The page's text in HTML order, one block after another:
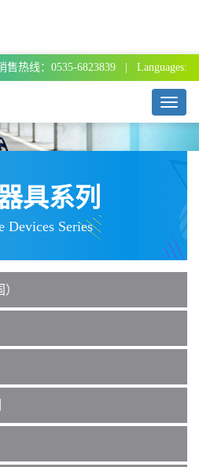
售热线：0535-6823839 | Languages:
T
o
g
i
g
i
具系列
Devices Series